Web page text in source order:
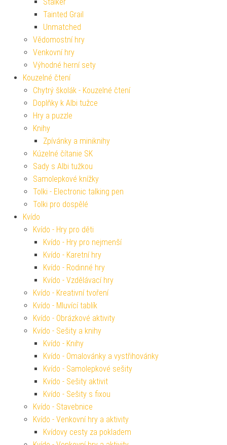
Tainted Grail
Unmatched
Vědomostní hry
Venkovní hry
Výhodné herní sety
Kouzelné čtení
Chytrý školák - Kouzelné čtení
Doplňky k Albi tužce
Hry a puzzle
Knihy
Zpívánky a miniknihy
Kúzelné čítanie SK
Sady s Albi tužkou
Samolepkové knížky
Tolki - Electronic talking pen
Tolki pro dospělé
Kvído
Kvído - Hry pro děti
Kvído - Hry pro nejmenší
Kvído - Karetní hry
Kvído - Rodinné hry
Kvído - Vzdělávací hry
Kvído - Kreativní tvoření
Kvído - Mluvící tablík
Kvído - Obrázkové aktivity
Kvído - Sešity a knihy
Kvído - Knihy
Kvído - Omalovánky a vystřihovánky
Kvído - Samolepkové sešity
Kvído - Sešity aktivit
Kvído - Sešity s fixou
Kvído - Stavebnice
Kvído - Venkovní hry a aktivity
Kvídovy cesty za pokladem